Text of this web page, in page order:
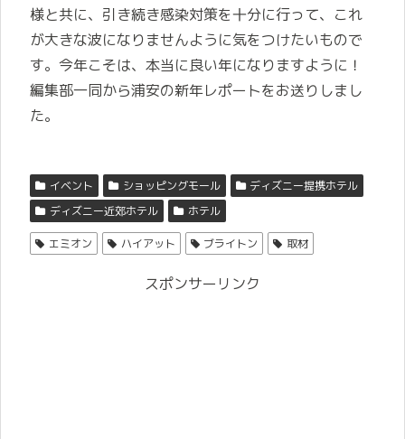
様と共に、引き続き感染対策を十分に行って、これ
が大きな波になりませんように気をつけたいもので
す。今年こそは、本当に良い年になりますように！
編集部一同から浦安の新年レポートをお送りしまし
た。
イベント ショッピングモール
ディズニー提携ホテル
ディズニー近郊ホテル
ホテル
エミオン ハイアット ブライトン 取材
スポンサーリンク